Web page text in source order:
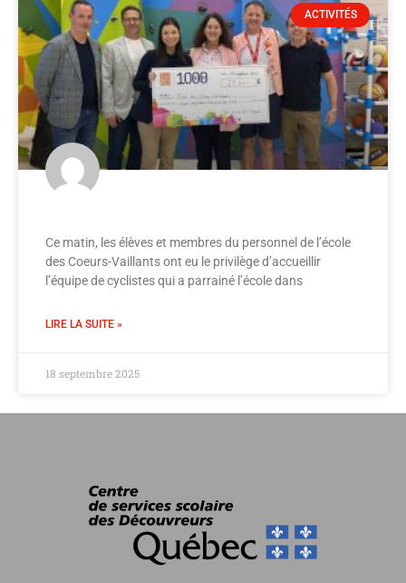
ACTIVITÉS
Ce matin, les élèves et membres du personnel de l’école
des Coeurs-Vaillants ont eu le privilège d’accueillir
l’équipe de cyclistes qui a parrainé l’école dans
LIRE LA SUITE »
18 septembre 2025